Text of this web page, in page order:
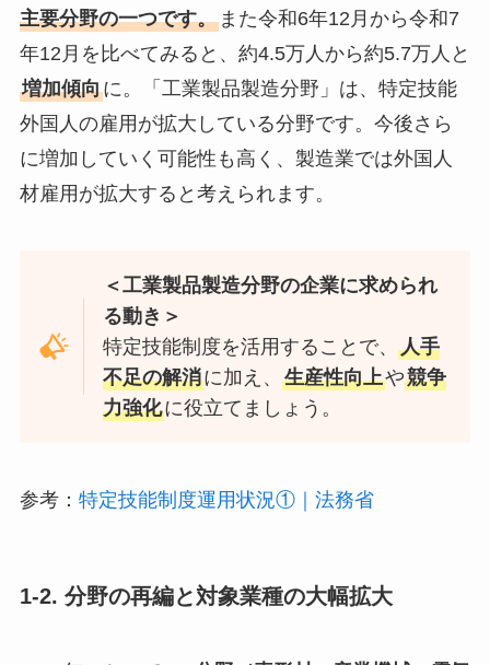
主要分野の一つです。また令和6年12月から令和7
年12月を比べてみると、約4.5万人から約5.7万人と
増加傾向に。「工業製品製造分野」は、特定技能
外国人の雇用が拡大している分野です。今後さら
に増加していく可能性も高く、製造業では外国人
材雇用が拡大すると考えられます。
＜工業製品製造分野の企業に求められ
る動き＞
特定技能制度を活用することで、人手
不足の解消に加え、生産性向上や競争
力強化に役立てましょう。
参考： 特定技能制度運用状況①｜法務省
1-2. 分野の再編と対象業種の大幅拡大